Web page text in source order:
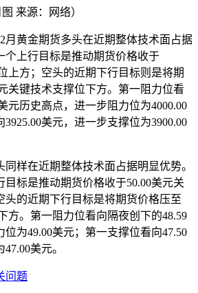
来源：网络）
月黄金期货多头在近期整体技术面占据
个上行目标是推动期货价格收于
上方；空头的近期下行目标则是将期
关键技术支撑位下方。第一阻力位看
元历史高点，进一步阻力位为4000.00
美元，进一步支撑位为3900.00
同样在近期整体技术面占据明显优势。
目标是推动期货价格收于50.00美元关
头的近期下行目标是将期货价格压至
方。第一阻力位看向隔夜创下的48.59
为49.00美元；第一支撑位看向47.50
美元。
问题